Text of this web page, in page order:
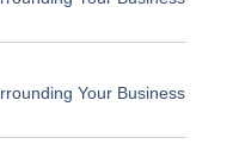
Your Business